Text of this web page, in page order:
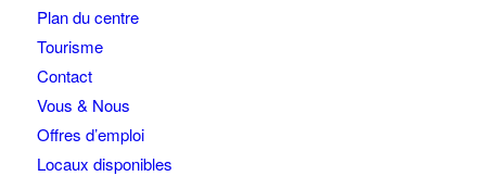
Plan du centre
Tourisme
Contact
Vous & Nous
Offres d’emploi
Locaux disponibles